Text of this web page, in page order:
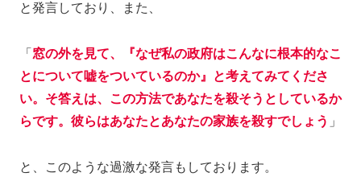
と発言しており、また、
「 窓の外を見て、
『なぜ私の政府はこんなに根本的なこ
とについて嘘をついているのか』と考えてみてくださ
い。そ答えは、この方法であなたを殺そうとしているか
らです。彼らはあなたとあなたの家族を殺すでしょう 」
と、このような過激な発言もしております。